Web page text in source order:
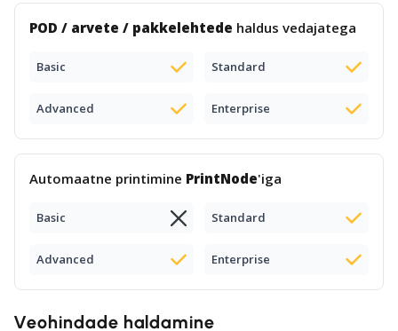
POD / arvete / pakkelehtede haldus vedajatega
Basic Standard
Advanced Enterprise
Automaatne printimine PrintNode'iga
Basic Standard
Advanced Enterprise
Veohindade haldamine